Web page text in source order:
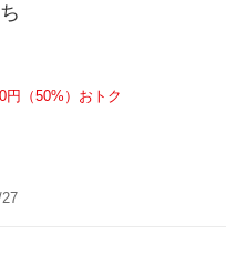
円（50%）おトク